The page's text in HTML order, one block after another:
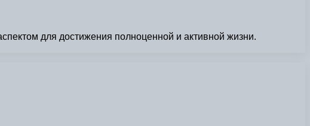
для достижения полноценной и активной жизни.